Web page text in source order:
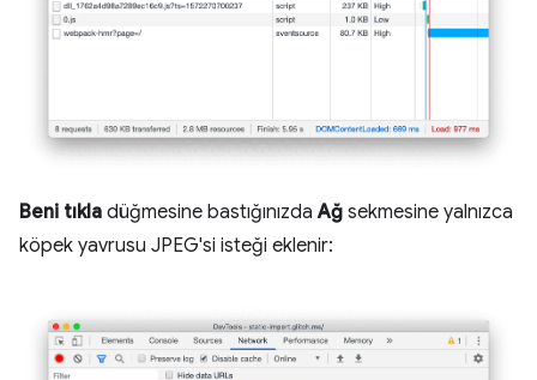
Beni tıkla düğmesine bastığınızdaAğ sekmesine yalnızca
köpek yavrusu JPEG'si isteği eklenir: